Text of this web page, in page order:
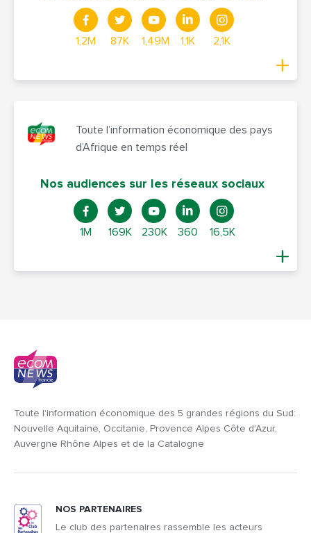
1,2M 87K 1,49M 1,1K 2,1K
Toute l’information économique des pays
d’Afrique en temps réel
Nos audiences sur les réseaux sociaux
1M 169K 230K 360 16,5K
Toute l'information économique des 5 grandes régions du Sud:
Nouvelle Aquitaine, Occitanie, Provence Alpes Côte d'Azur,
Auvergne Rhône Alpes et de la Catalogne
NOS PARTENAIRES
Le club des partenaires rassemble les acteurs